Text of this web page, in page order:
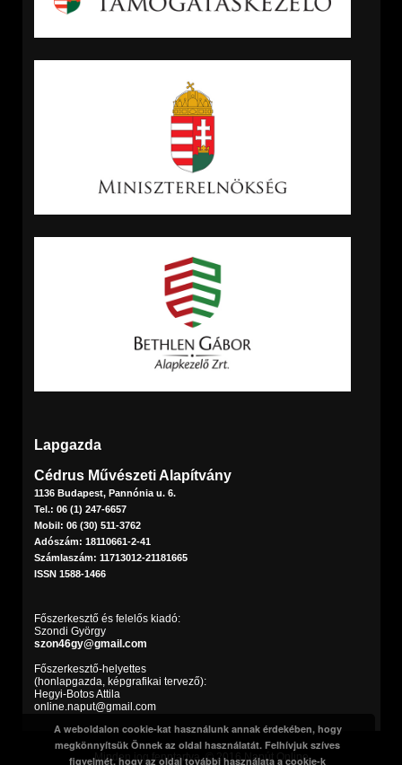
Lapgazda
Cédrus Művészeti Alapítvány
1136 Budapest, Pannónia u. 6.
Tel.: 06 (1) 247-6657
Mobil: 06 (30) 511-3762
Adószám: 18110661-2-41
Számlaszám: 11713012-21181665
ISSN 1588-1466
Főszerkesztő és felelős kiadó:
Szondi György
szon46gy@gmail.com
Főszerkesztő-helyettes
(honlapgazda, képgrafikai tervező):
Hegyi-Botos Attila
online.naput@gmail.com
Minden jog fenntartva. © 2016 Napút Online
A weboldalon cookie-kat használunk annak érdekében, hogy
megkönnyítsük Önnek az oldal használatát. Felhívjuk szíves
figyelmét, hogy az oldal további használata a cookie-k